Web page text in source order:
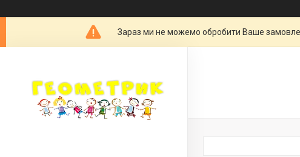
Зараз ми не можемо обробити Ваше